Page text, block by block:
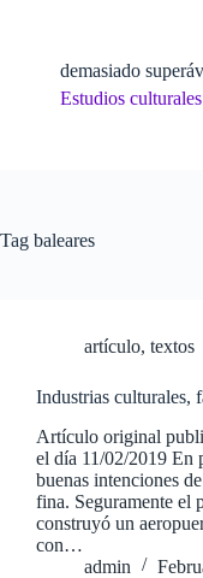
demasiado
Estudios
Tag baleares
artículo, textos
Industrias culturales,
Artículo original
el día 11/02/2019 En
buenas intenciones
fina. Seguramente el
construyó un
con…
admin